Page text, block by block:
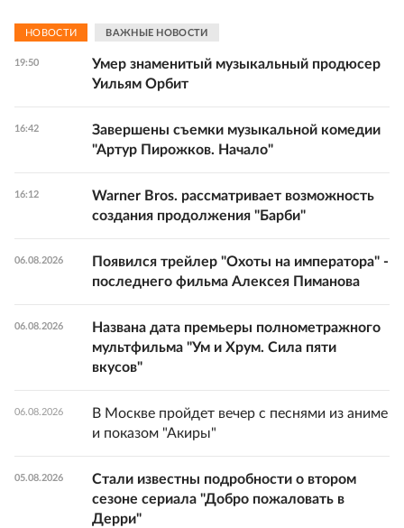
НОВОСТИ ВАЖНЫЕ НОВОСТИ
19:50
Умер знаменитый музыкальный продюсер
Уильям Орбит
16:42
Завершены съемки музыкальной комедии
"Артур Пирожков. Начало"
16:12
Warner Bros. рассматривает возможность
создания продолжения "Барби"
06.08.2026
Появился трейлер "Охоты на императора" -
последнего фильма Алексея Пиманова
06.08.2026
Названа дата премьеры полнометражного
мультфильма "Ум и Хрум. Сила пяти
вкусов"
06.08.2026
В Москве пройдет вечер с песнями из аниме
и показом "Акиры"
05.08.2026
Стали известны подробности о втором
сезоне сериала "Добро пожаловать в
Дерри"